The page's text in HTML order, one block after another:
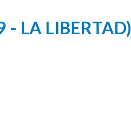
- LA LIBERTAD)